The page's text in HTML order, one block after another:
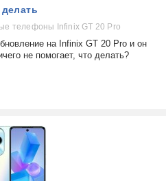
телефоны Infinix GT 20 Pro
на Infinix GT 20 Pro и он
не помогает, что делать?